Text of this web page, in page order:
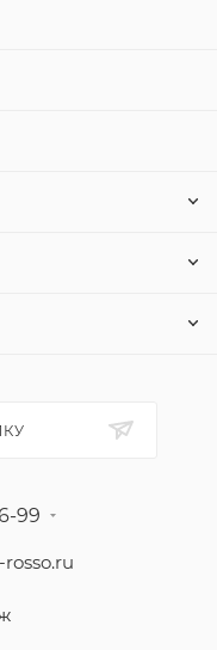
99